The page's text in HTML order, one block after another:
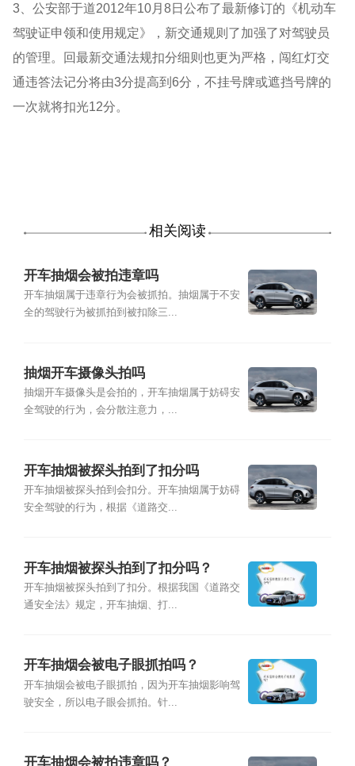
3、公安部于道2012年10月8日公布了最新修订的《机动车
驾驶证申领和使用规定》，新交通规则了加强了对驾驶员
的管理。回最新交通法规扣分细则也更为严格，闯红灯交
通违答法记分将由3分提高到6分，不挂号牌或遮挡号牌的
一次就将扣光12分。
相关阅读
开车抽烟会被拍违章吗
开车抽烟属于违章行为会被抓拍。抽烟属于不安
全的驾驶行为被抓拍到被扣除三...
抽烟开车摄像头拍吗
抽烟开车摄像头是会拍的，开车抽烟属于妨碍安
全驾驶的行为，会分散注意力，...
开车抽烟被探头拍到了扣分吗
开车抽烟被探头拍到会扣分。开车抽烟属于妨碍
安全驾驶的行为，根据《道路交...
开车抽烟被探头拍到了扣分吗？
开车抽烟被探头拍到了扣分。根据我国《道路交
通安全法》规定，开车抽烟、打...
开车抽烟会被电子眼抓拍吗？
开车抽烟会被电子眼抓拍，因为开车抽烟影响驾
驶安全，所以电子眼会抓拍。针...
开车抽烟会被拍违章吗？